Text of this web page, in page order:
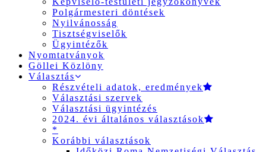
Polgármesteri döntések
Nyilvánosság
Tisztségviselők
Ügyintézők
Nyomtatványok
Göllei Közlöny
Választás
Részvételi adatok, eredmények
Választási szervek
Választási ügyintézés
2024. évi általános választások
*
Korábbi választások